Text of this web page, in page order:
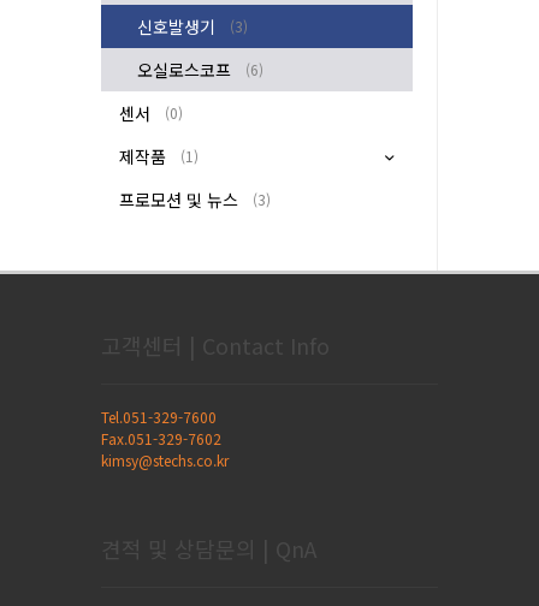
신호발생기 (3)
오실로스코프 (6)
센서 (0)
제작품 (1)
프로모션 및 뉴스 (3)
고객센터 | Contact Info
Tel.051-329-7600
Fax.051-329-7602
kimsy@stechs.co.kr
견적 및 상담문의 | QnA